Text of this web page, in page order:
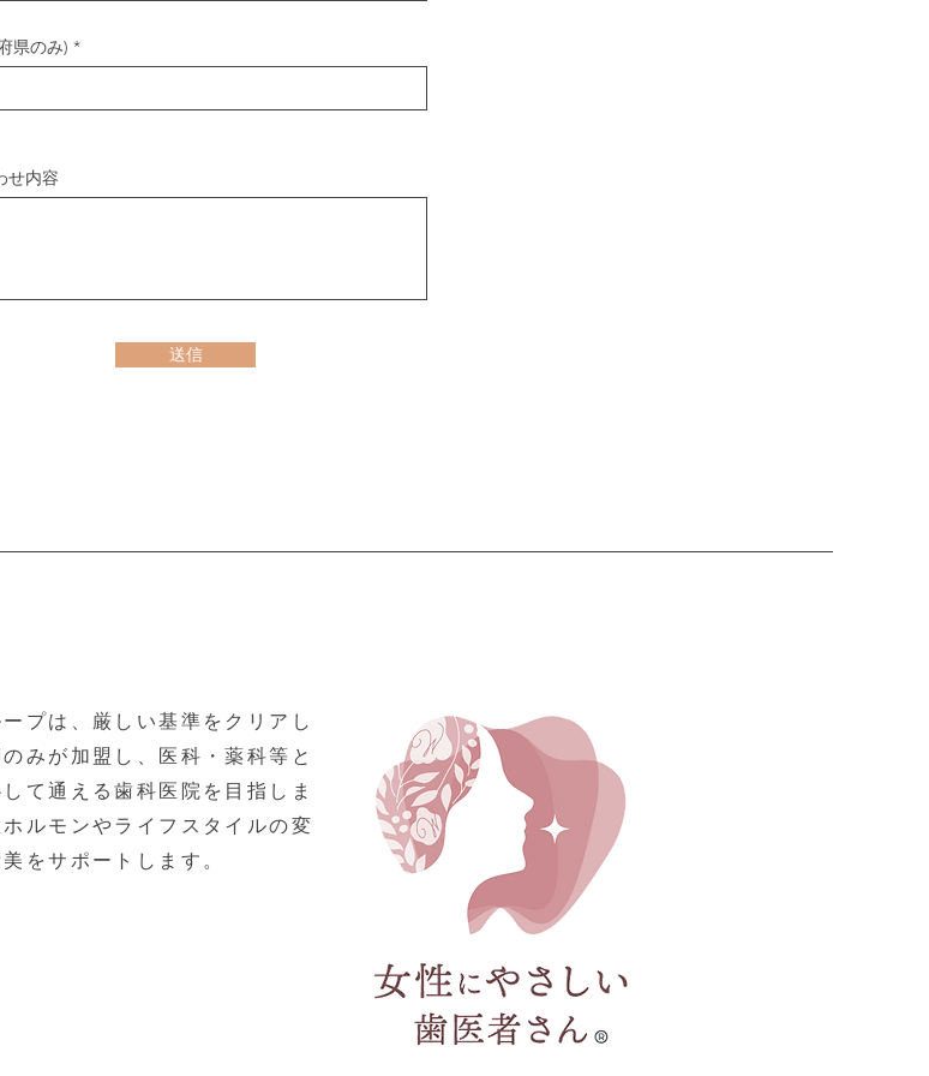
県のみ)
せ内容
送信
プは、厳しい基準をクリアし
みが加盟し、医科・薬科等と
て通える歯科医院を目指しま
ルモンやライフスタイルの変
をサポートします。